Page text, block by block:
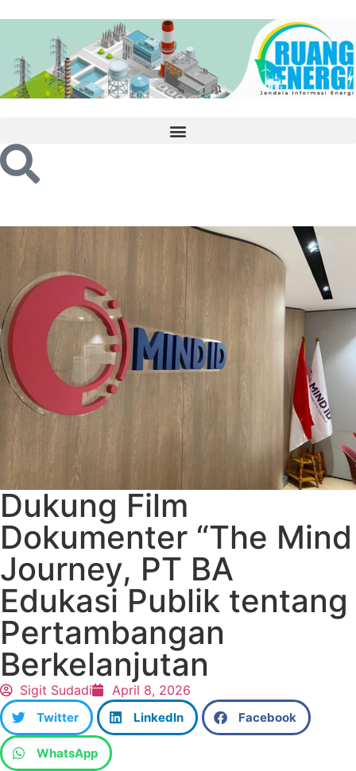
Dukung Film
Dokumenter “The Mind
Journey, PT BA
Edukasi Publik tentang
Pertambangan
Berkelanjutan
Sigit Sudadi April 8, 2026
Twitter LinkedIn Facebook
WhatsApp